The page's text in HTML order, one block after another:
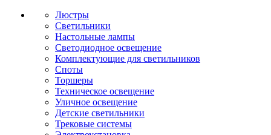
Люстры
Светильники
Настольные лампы
Светодиодное освещение
Комплектующие для светильников
Споты
Торшеры
Техническое освещение
Уличное освещение
Детские светильники
Трековые системы